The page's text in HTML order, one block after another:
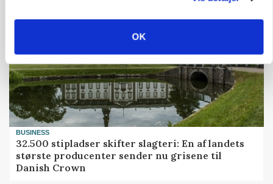
OK
BUSINESS
32.500 stipladser skifter slagteri: En af landets
største producenter sender nu grisene til
Danish Crown